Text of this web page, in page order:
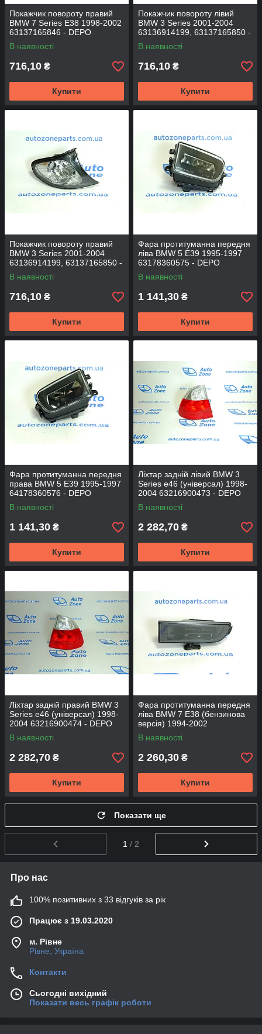
Покажчик повороту правий
BMW 7 Series Е38 1998-2002
63137165846 - DEPO
В наявності
716,10 ₴
Купити
Покажчик повороту лівий
BMW 3 Series 2001-2004
63136914199, 63137165850 -
DEPO
В наявності
716,10 ₴
Купити
Покажчик повороту правий
BMW 3 Series 2001-2004
63136914199, 63137165850 -
DEPO
В наявності
716,10 ₴
Купити
Фара протитуманна передня
ліва BMW 5 E39 1995-1997
63178360575 - DEPO
В наявності
1 141,30 ₴
Купити
Фара протитуманна передня
права BMW 5 E39 1995-1997
64178360576 - DEPO
В наявності
1 141,30 ₴
Купити
Ліхтар задній лівий BMW 3
Series e46 (універсал) 1998-
2004 63216900473 - DEPO
В наявності
2 282,70 ₴
Купити
Ліхтар задній правий BMW 3
Series e46 (універсал) 1998-
2004 63216900474 - DEPO
В наявності
2 282,70 ₴
Купити
Фара протитуманна передня
ліва BMW 7 E38 (бензинова
версія) 1994-2002
63178352023 - DEPO
В наявності
2 260,30 ₴
Купити
Показати ще
1 / 2
Про нас
100% позитивних з 33 відгуків за рік
Працює з 19.03.2020
м. Рівне
Рівне, Україна
Контакти
Сьогодні вихідний
Показати весь графік роботи